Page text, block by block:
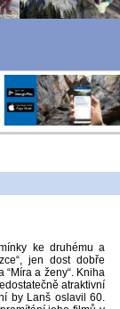
ke druhému a
jen dost dobře
a ženy“. Kniha
atraktivní
by Lanš oslavil 60.